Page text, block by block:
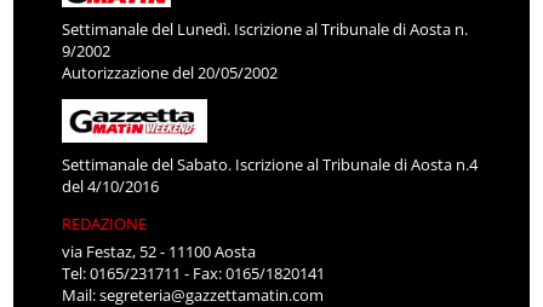
Settimanale del Lunedì. Iscrizione al Tribunale di Aosta n.
9/2002
Autorizzazione del 20/05/2002
Settimanale del Sabato. Iscrizione al Tribunale di Aosta n.4
del 4/10/2016
REDAZIONE
via Festaz, 52 - 11100 Aosta
Tel: 0165/231711 - Fax: 0165/1820141
Mail:segreteria@gazzettamatin.com